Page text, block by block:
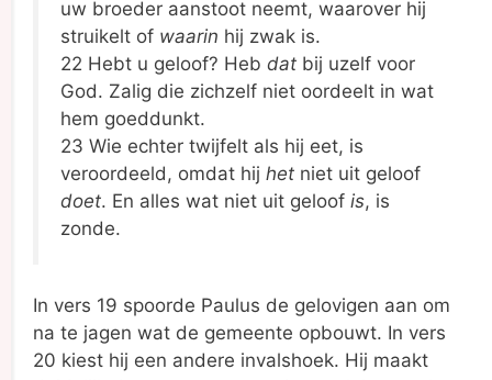
uw broeder aanstoot neemt, waarover hij
struikelt of waarin hij zwak is.
22 Hebt u geloof? Heb dat bij uzelf voor
God. Zalig die zichzelf niet oordeelt in wat
hem goeddunkt.
23 Wie echter twijfelt als hij eet, is
veroordeeld, omdat hij het niet uit geloof
doet. En alles wat niet uit geloof is, is
zonde.
In vers 19 spoorde Paulus de gelovigen aan om
na te jagen wat de gemeente opbouwt. In vers
20 kiest hij een andere invalshoek. Hij maakt